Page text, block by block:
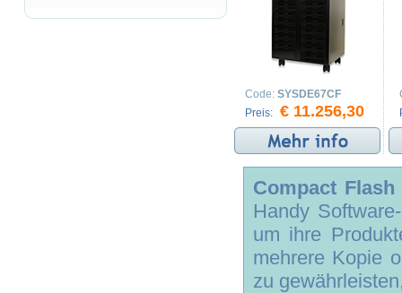
Code: SYSDE67CF
Preis: € 11.256,30
Compact
Handy
um ihre
mehrere Kopie
zu